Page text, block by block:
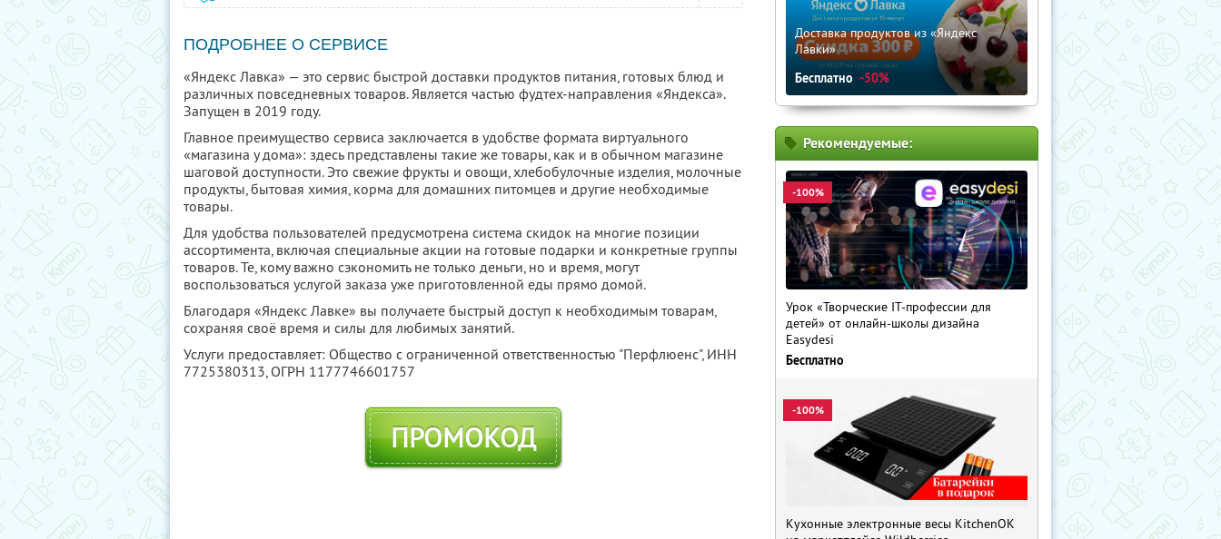
ПОДРОБНЕЕ О СЕРВИСЕ
«Яндекс Лавка» — это сервис быстрой доставки продуктов питания, готовых блюд и
различных повседневных товаров. Является частью фудтех-направления «Яндекса».
Запущен в 2019 году.
Главное преимущество сервиса заключается в удобстве формата виртуального
«магазина у дома»: здесь представлены такие же товары, как и в обычном магазине
шаговой доступности. Это свежие фрукты и овощи, хлебобулочные изделия, молочные
продукты, бытовая химия, корма для домашних питомцев и другие необходимые
товары.
Для удобства пользователей предусмотрена система скидок на многие позиции
ассортимента, включая специальные акции на готовые подарки и конкретные группы
товаров. Те, кому важно сэкономить не только деньги, но и время, могут
воспользоваться услугой заказа уже приготовленной еды прямо домой.
Благодаря «Яндекс Лавке» вы получаете быстрый доступ к необходимым товарам,
сохраняя своё время и силы для любимых занятий.
Услуги предоставляет: Общество с ограниченной ответственностью "Перфлюенс", ИНН
7725380313, ОГРН 1177746601757
ПРОМОКОД
Доставка продуктов из «Яндекс
Лавки»
Бесплатно -50%
Рекомендуемые:
-100%
Урок «Творческие IT-профессии для
детей» от онлайн-школы дизайна
Easydesi
Бесплатно
-100%
Кухонные электронные весы KitchenOK